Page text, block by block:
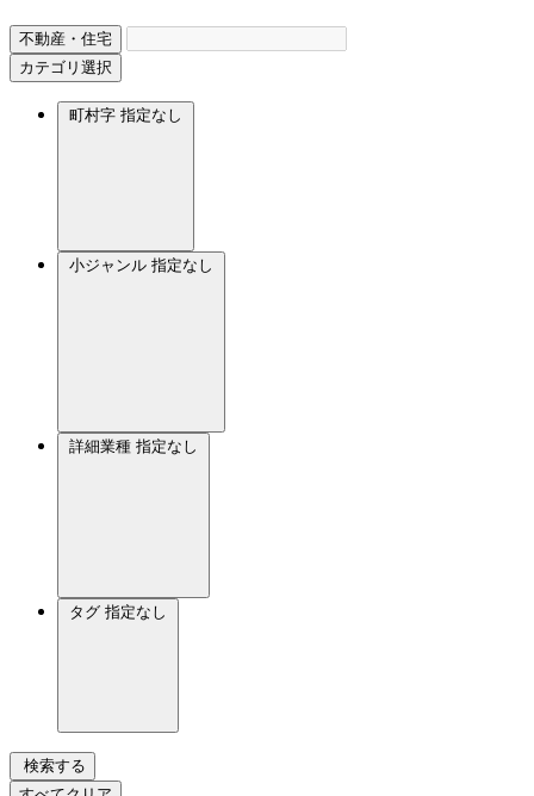
不動産・住宅
カテゴリ選択
町村字 指定なし
小ジャンル 指定なし
詳細業種 指定なし
タグ 指定なし
検索する